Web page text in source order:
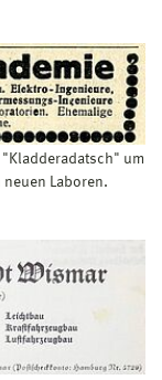
um
neuen Laboren.